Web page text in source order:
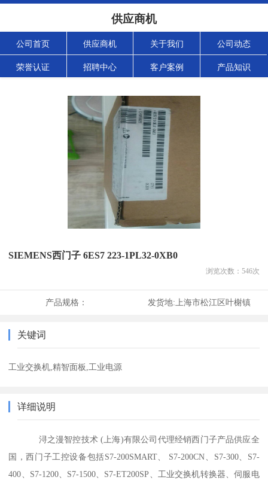
供应商机
公司首页 供应商机 关于我们 公司动态
荣誉认证 招聘中心 客户案例 产品知识
SIEMENS西门子 6ES7 223-1PL32-0XB0
浏览次数： 546次
产品规格： 发货地: 上海市松江区叶榭镇
关键词
工业交换机,精智面板,工业电源
详细说明
浔之漫智控技术 (上海)有限公司代理经销西门子产品供应全
国，西门子工控设备包括S7-200SMART、 S7-200CN、S7-300、S7-
400、S7-1200、S7-1500、S7-ET200SP、工业交换机转换器、伺服电